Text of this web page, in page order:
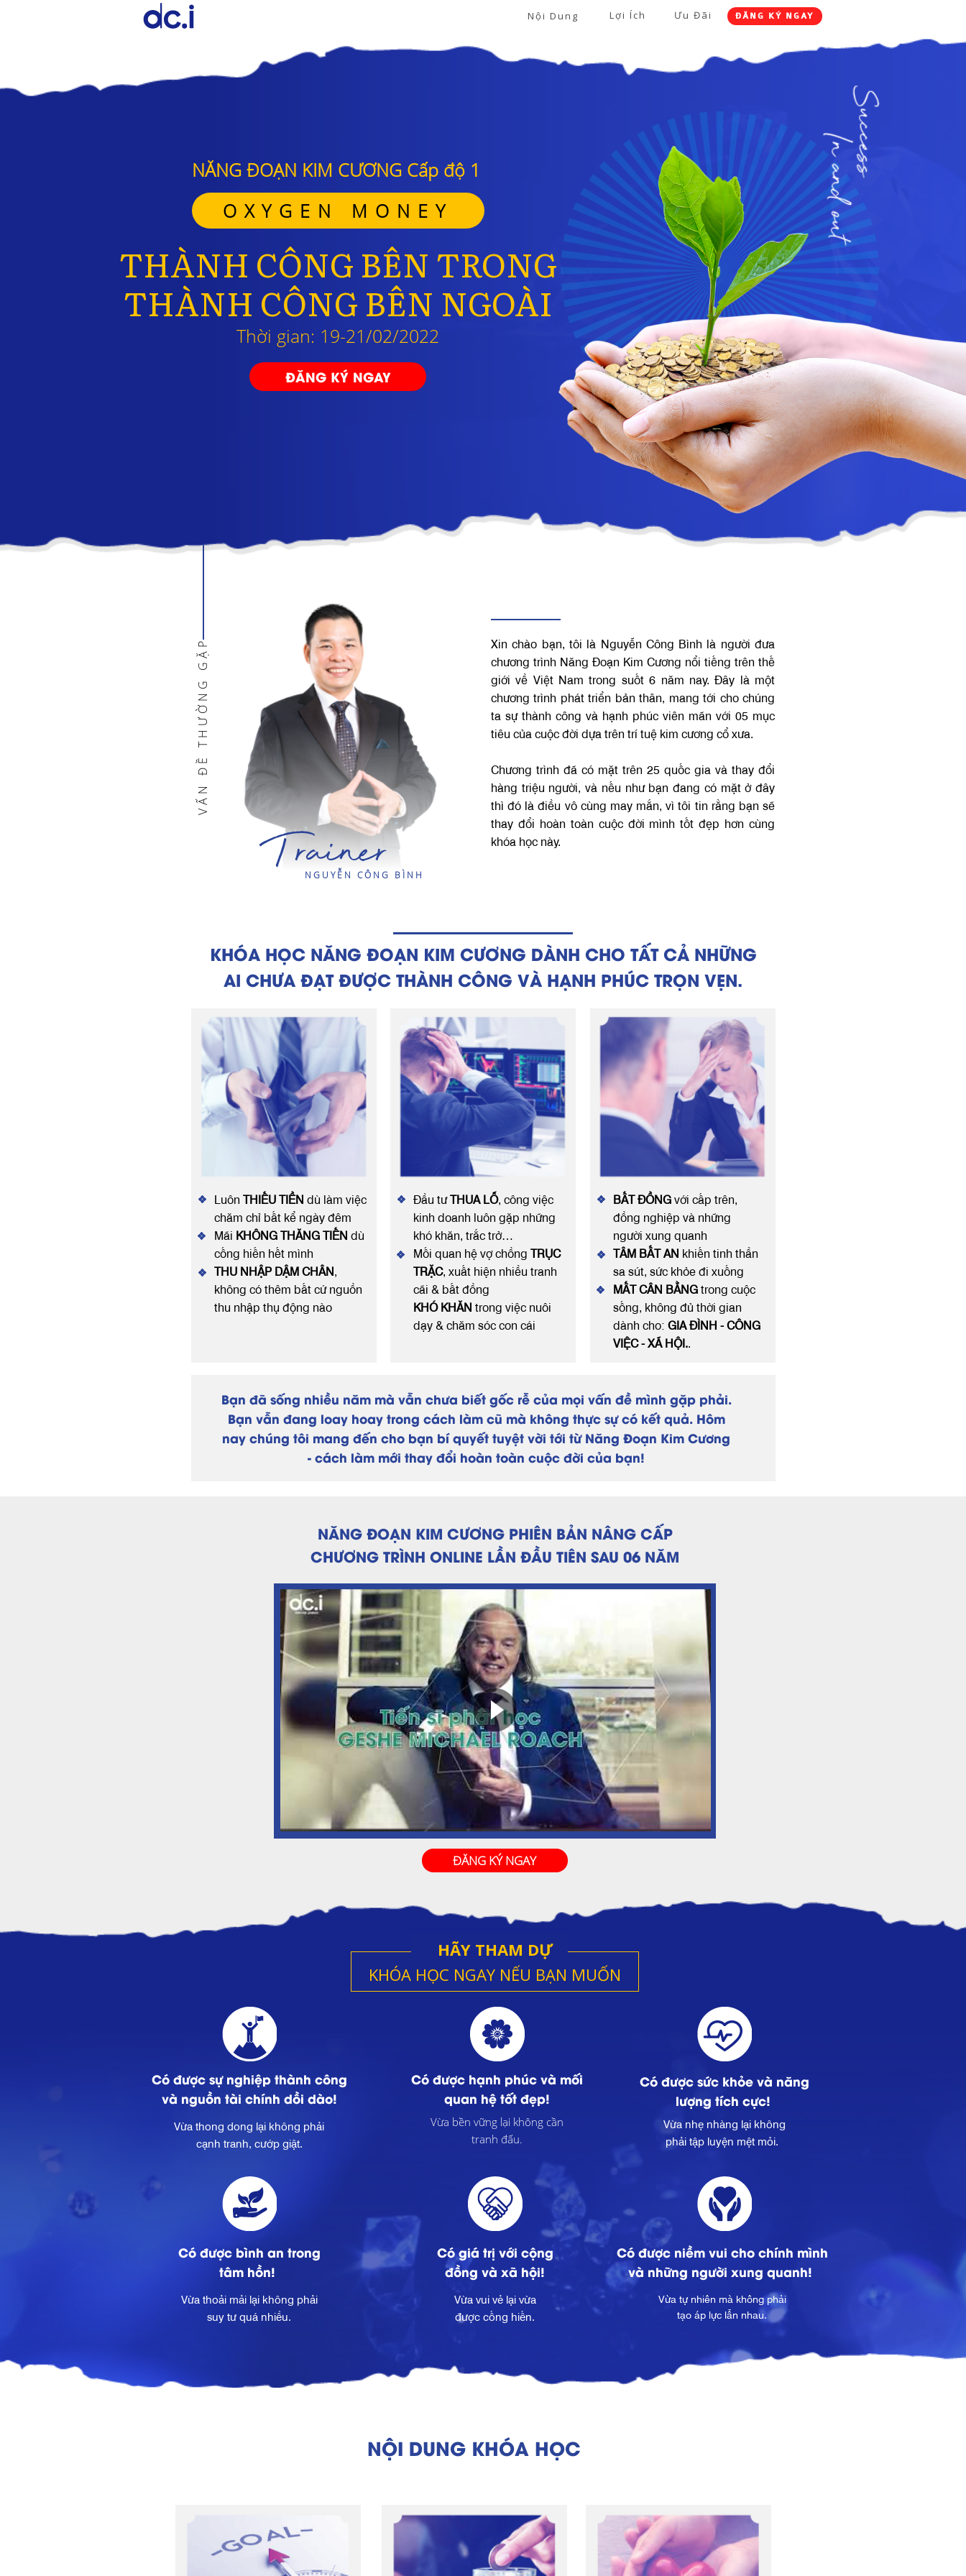
ĐĂNG KÝ NGAY
Ưu Đãi
Lợi Ích
Nội Dung
NĂNG ĐOẠN KIM CƯƠNG Cấp độ 1
OXYGEN MONEY
THÀNH CÔNG BÊN TRONG
THÀNH CÔNG BÊN NGOÀI
Thời gian: 19-21/02/2022
ĐĂNG KÝ NGAY
Xin chào bạn, tôi là Nguyễn Công Bình là người đưa
chương trình Năng Đoạn Kim Cương nổi tiếng trên thế
giới về Việt Nam trong suốt 6 năm nay. Đây là một
chương trình phát triển bản thân, mang tới cho chúng
ta sự thành công và hạnh phúc viên mãn với 05 mục
tiêu của cuộc đời dựa trên trí tuệ kim cương cổ xưa.
Chương trình đã có mặt trên 25 quốc gia và thay đổi
hàng triệu người, và nếu như bạn đang có mặt ở đây
thì đó là điều vô cùng may mắn, vì tôi tin rằng bạn sẽ
thay đổi hoàn toàn cuộc đời mình tốt đẹp hơn cùng
khóa học này.
VẤN ĐỀ THƯỜNG GẶP
Trainer
NGUYỄN CÔNG BÌNH
KHÓA HỌC NĂNG ĐOẠN KIM CƯƠNG DÀNH CHO TẤT CẢ NHỮNG
AI CHƯA ĐẠT ĐƯỢC THÀNH CÔNG VÀ HẠNH PHÚC TRỌN VẸN.
Đầu tưTHUA LỖ, công việc
kinh doanh luôn gặp những
khó khăn, trắc trở…
Mối quan hệ vợ chồng TRỤC
TRẶC, xuất hiện nhiều tranh
cãi & bất đồng
KHÓ KHĂN trong việc nuôi
dạy & chăm sóc con cái
BẤT ĐỒNGvới cấp trên,
đồng nghiệp và những
người xung quanh
TÂM BẤT AN khiến tinh thần
sa sút, sức khỏe đi xuống
MẤT CÂN BẰNGtrong cuộc
sống, không đủ thời gian
dành cho: GIA ĐÌNH - CÔNG
VIỆC - XÃ HỘI..
Luôn THIẾU TIỀN dù làm việc
chăm chỉ bất kể ngày đêm
Mãi KHÔNG THĂNG TIẾN dù
cống hiến hết mình
THU NHẬP DẬM CHÂN,
không có thêm bất cứ nguồn
thu nhập thụ động nào
Bạn đã sống nhiều năm mà vẫn chưa biết gốc rễ của mọi vấn đề mình gặp phải.
Bạn vẫn đang loay hoay trong cách làm cũ mà không thực sự có kết quả. Hôm
nay chúng tôi mang đến cho bạn bí quyết tuyệt vời tới từ Năng Đoạn Kim Cương
- cách làm mới thay đổi hoàn toàn cuộc đời của bạn!
NĂNG ĐOẠN KIM CƯƠNG PHIÊN BẢN NÂNG CẤP
CHƯƠNG TRÌNH ONLINE LẦN ĐẦU TIÊN SAU 06 NĂM
ĐĂNG KÝ NGAY
HÃY THAM DỰ
KHÓA HỌC NGAY NẾU BẠN MUỐN
Có được sự nghiệp thành công
và nguồn tài chính dồi dào!
Vừa thong dong lại không phải
cạnh tranh, cướp giật.
Có được hạnh phúc và mối
quan hệ tốt đẹp!
Vừa bền vững lại không cần
tranh đấu.
Có được sức khỏe và năng
lượng tích cực!
Vừa nhẹ nhàng lại không
phải tập luyện mệt mỏi.
Có được bình an trong
tâm hồn!
Vừa thoải mải lại không phải
suy tư quá nhiều.
Có giá trị với cộng
đồng và xã hội!
Vừa vui vẻ lại vừa
được cống hiến.
Có được niềm vui cho chính mình
và những người xung quanh!
Vừa tự nhiên mà không phải
tạo áp lực lẫn nhau.
NỘI DUNG KHÓA HỌC